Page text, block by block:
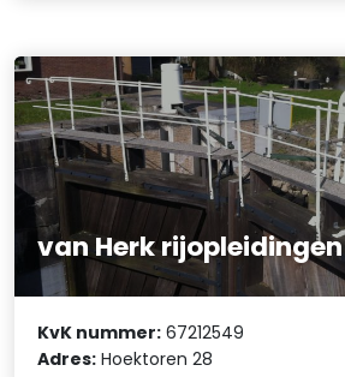
van Herk rijopleidingen
KvK nummer: 67212549
Adres: Hoektoren 28